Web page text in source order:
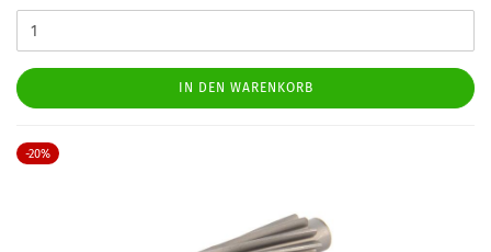
IN DEN WARENKORB
-20%